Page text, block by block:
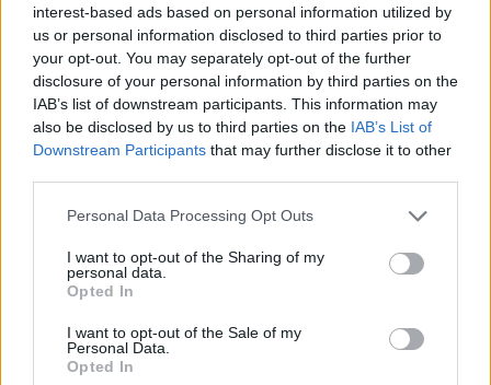
interest-based ads based on personal information utilized by
us or personal information disclosed to third parties prior to
your opt-out. You may separately opt-out of the further
disclosure of your personal information by third parties on the
IAB’s list of downstream participants. This information may
also be disclosed by us to third parties on the IAB’s List of
Downstream Participants that may further disclose it to other
Personal Data Processing Opt Outs
I want to opt-out of the Sharing of my
personal data.
Opted In
I want to opt-out of the Sale of my
Personal Data.
Opted In